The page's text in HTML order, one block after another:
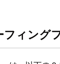
フィング